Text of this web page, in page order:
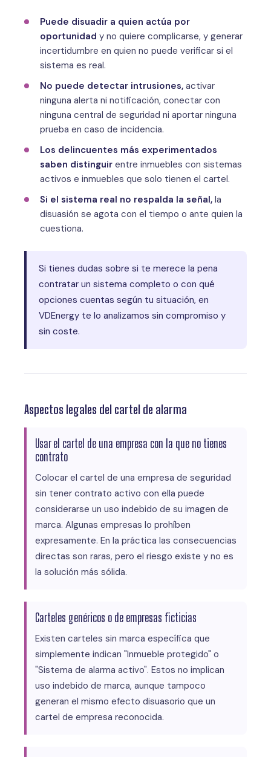
Puede disuadir a quien actúa por
oportunidad y no quiere complicarse, y generar
incertidumbre en quien no puede verificar si el
sistema es real.
No puede detectar intrusiones, activar
ninguna alerta ni notificación, conectar con
ninguna central de seguridad ni aportar ninguna
prueba en caso de incidencia.
Los delincuentes más experimentados
saben distinguir entre inmuebles con sistemas
activos e inmuebles que solo tienen el cartel.
Si el sistema real no respalda la señal, la
disuasión se agota con el tiempo o ante quien la
cuestiona.
Si tienes dudas sobre si te merece la pena
contratar un sistema completo o con qué
opciones cuentas según tu situación, en
VDEnergy te lo analizamos sin compromiso y
sin coste.
Aspectos legales del cartel de alarma
Usar el cartel de una empresa con la que no tienes
contrato
Colocar el cartel de una empresa de seguridad
sin tener contrato activo con ella puede
considerarse un uso indebido de su imagen de
marca. Algunas empresas lo prohíben
expresamente. En la práctica las consecuencias
directas son raras, pero el riesgo existe y no es
la solución más sólida.
Carteles genéricos o de empresas ficticias
Existen carteles sin marca específica que
simplemente indican "Inmueble protegido" o
"Sistema de alarma activo". Estos no implican
uso indebido de marca, aunque tampoco
generan el mismo efecto disuasorio que un
cartel de empresa reconocida.